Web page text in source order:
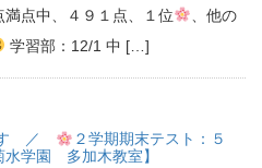
点中、４９１点、１位
、他の
学習部：12/1 中 […]
す ／
２学期期末テスト：５
学園 多加木教室】